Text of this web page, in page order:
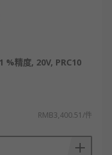
精度, 20V, PRC10
RMB3,400.51/件